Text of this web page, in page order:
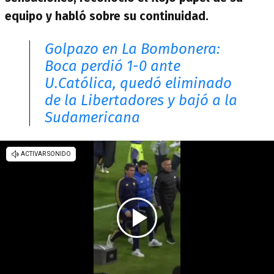
equipo y habló sobre su continuidad.
Golpazo en La Bombonera:
Boca perdió 1-0 ante
U.Católica, quedó eliminado
de la Libertadores y bajó a la
Sudamericana